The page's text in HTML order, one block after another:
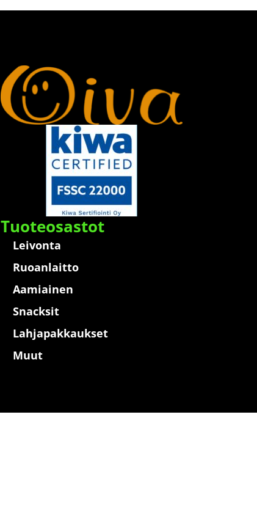
Tuoteosastot
Leivonta
Ruoanlaitto
Aamiainen
Snacksit
Lahjapakkaukset
Muut